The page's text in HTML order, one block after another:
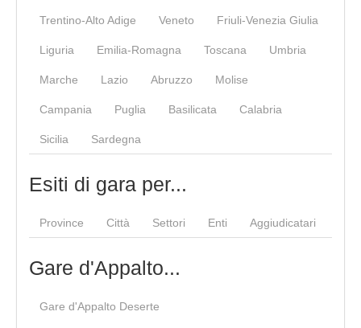
Trentino-Alto Adige Veneto Friuli-Venezia Giulia
Liguria Emilia-Romagna Toscana Umbria
Marche Lazio Abruzzo Molise
Campania Puglia Basilicata Calabria
Sicilia Sardegna
Esiti di gara per...
Province Città Settori Enti Aggiudicatari
Gare d'Appalto...
Gare d'Appalto Deserte